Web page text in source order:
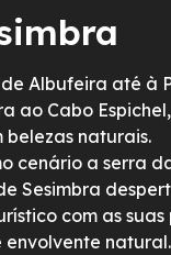
Albufeira até à
ao Cabo
naturais.
cenário a serra
Sesimbra
com as
envolvente natural.